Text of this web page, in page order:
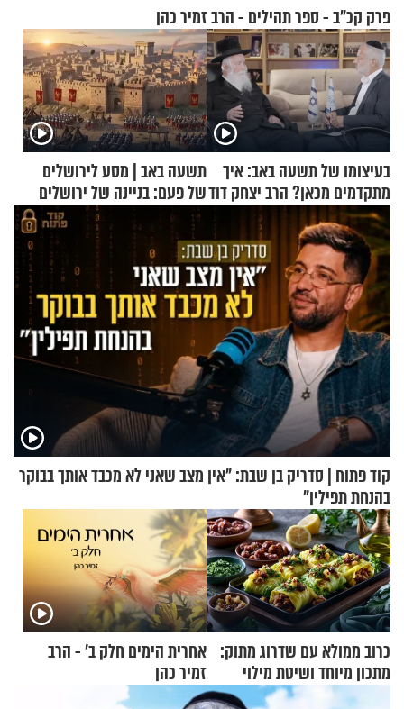
פרק קכ"ב - ספר תהילים - הרב זמיר כהן
בעיצומו של תשעה באב: איך
מתקדמים מכאן? הרב יצחק דוד
גרוסמן בשיחה מיוחדת
תשעה באב | מסע לירושלים
של פעם: בניינה של ירושלים
קוד פתוח | סדריק בן שבת: "אין מצב שאני לא מכבד אותך בבוקר
בהנחת תפילין"
כרוב ממולא עם שדרוג מתוק:
מתכון מיוחד ושיטת מילוי
שאתם חייבים לנסות
אחרית הימים חלק ב’ - הרב
זמיר כהן